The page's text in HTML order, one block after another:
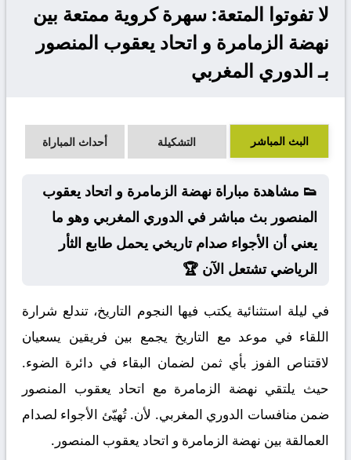
لا تفوتوا المتعة: سهرة كروية ممتعة بين
نهضة الزمامرة و اتحاد يعقوب المنصور
بـ الدوري المغربي
البث المباشر التشكيلة أحداث المباراة
👟 مشاهدة مباراة نهضة الزمامرة و اتحاد يعقوب
المنصور بث مباشر في الدوري المغربي وهو ما
يعني أن الأجواء صدام تاريخي يحمل طابع الثأر
الرياضي تشتعل الآن 🏆
في ليلة استثنائية يكتب فيها النجوم التاريخ، تندلع شرارة
اللقاء في موعد مع التاريخ يجمع بين فريقين يسعيان
لاقتناص الفوز بأي ثمن لضمان البقاء في دائرة الضوء.
حيث يلتقي نهضة الزمامرة مع اتحاد يعقوب المنصور
ضمن منافسات الدوري المغربي. لأن. تُهيّئ الأجواء لصدام
العمالقة بين نهضة الزمامرة و اتحاد يعقوب المنصور.